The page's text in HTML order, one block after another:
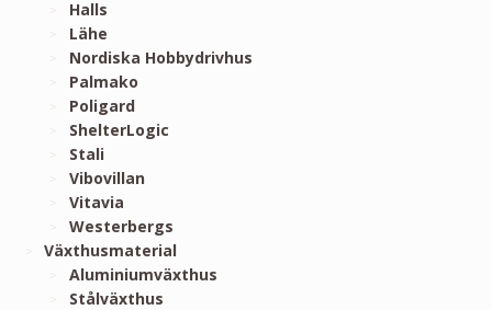
Halls
Lähe
Nordiska Hobbydrivhus
Palmako
Poligard
ShelterLogic
Stali
Vibovillan
Vitavia
Westerbergs
Växthusmaterial
Aluminiumväxthus
Stålväxthus